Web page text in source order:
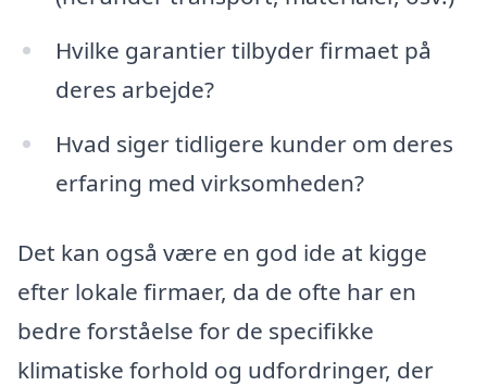
Hvilke garantier tilbyder firmaet på
deres arbejde?
Hvad siger tidligere kunder om deres
erfaring med virksomheden?
Det kan også være en god ide at kigge
efter lokale firmaer, da de ofte har en
bedre forståelse for de specifikke
klimatiske forhold og udfordringer, der